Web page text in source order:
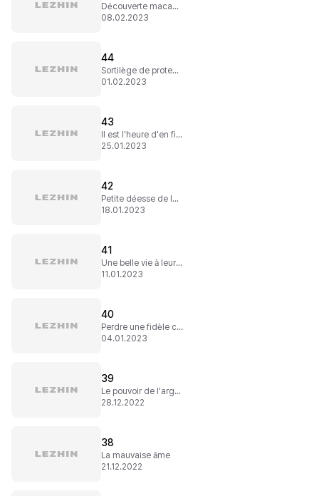
Découverte macabre
08.02.2023
44
Sortilège de protection
01.02.2023
43
Il est l'heure d'en finir
25.01.2023
42
Petite déesse de la destruction
18.01.2023
41
Une belle vie à leurs côtés
11.01.2023
40
Perdre une fidèle croyante
04.01.2023
39
Le pouvoir de l'argent
28.12.2022
38
La mauvaise âme
21.12.2022